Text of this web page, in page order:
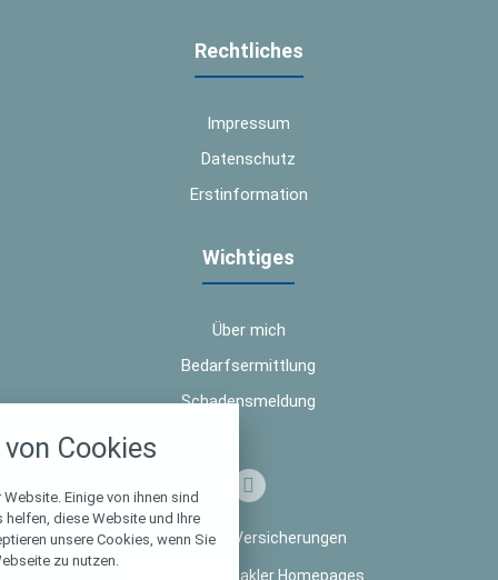
Rechtliches
Impressum
Datenschutz
Erstinformation
Wichtiges
Über mich
Bedarfsermittlung
Schadensmeldung
© 2026 TW Versicherungen
Makler Homepages
Cookies
Einige von ihnen sind
diese Website und Ihre
unsere Cookies, wenn Sie
zu nutzen.
alle verwendeten Cookies und
zu blockieren.
Notwendig